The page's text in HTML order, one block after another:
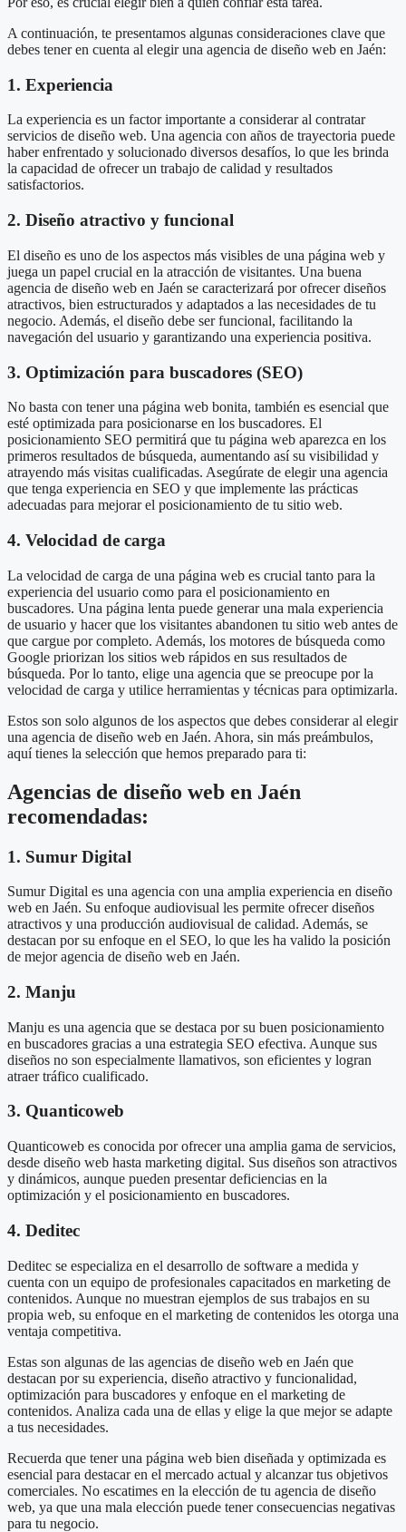
A continuación, te presentamos algunas consideraciones clave que
debes tener en cuenta al elegir una agencia de diseño web en Jaén:
1. Experiencia
La experiencia es un factor importante a considerar al contratar
servicios de diseño web. Una agencia con años de trayectoria puede
haber enfrentado y solucionado diversos desafíos, lo que les brinda
la capacidad de ofrecer un trabajo de calidad y resultados
satisfactorios.
2. Diseño atractivo y funcional
El diseño es uno de los aspectos más visibles de una página web y
juega un papel crucial en la atracción de visitantes. Una buena
agencia de diseño web en Jaén se caracterizará por ofrecer diseños
atractivos, bien estructurados y adaptados a las necesidades de tu
negocio. Además, el diseño debe ser funcional, facilitando la
navegación del usuario y garantizando una experiencia positiva.
3. Optimización para buscadores (SEO)
No basta con tener una página web bonita, también es esencial que
esté optimizada para posicionarse en los buscadores. El
posicionamiento SEO permitirá que tu página web aparezca en los
primeros resultados de búsqueda, aumentando así su visibilidad y
atrayendo más visitas cualificadas. Asegúrate de elegir una agencia
que tenga experiencia en SEO y que implemente las prácticas
adecuadas para mejorar el posicionamiento de tu sitio web.
4. Velocidad de carga
La velocidad de carga de una página web es crucial tanto para la
experiencia del usuario como para el posicionamiento en
buscadores. Una página lenta puede generar una mala experiencia
de usuario y hacer que los visitantes abandonen tu sitio web antes de
que cargue por completo. Además, los motores de búsqueda como
Google priorizan los sitios web rápidos en sus resultados de
búsqueda. Por lo tanto, elige una agencia que se preocupe por la
velocidad de carga y utilice herramientas y técnicas para optimizarla.
Estos son solo algunos de los aspectos que debes considerar al elegir
una agencia de diseño web en Jaén. Ahora, sin más preámbulos,
aquí tienes la selección que hemos preparado para ti:
Agencias de diseño web en Jaén
recomendadas:
1. Sumur Digital
Sumur Digital es una agencia con una amplia experiencia en diseño
web en Jaén. Su enfoque audiovisual les permite ofrecer diseños
atractivos y una producción audiovisual de calidad. Además, se
destacan por su enfoque en el SEO, lo que les ha valido la posición
de mejor agencia de diseño web en Jaén.
2. Manju
Manju es una agencia que se destaca por su buen posicionamiento
en buscadores gracias a una estrategia SEO efectiva. Aunque sus
diseños no son especialmente llamativos, son eficientes y logran
atraer tráfico cualificado.
3. Quanticoweb
Quanticoweb es conocida por ofrecer una amplia gama de servicios,
desde diseño web hasta marketing digital. Sus diseños son atractivos
y dinámicos, aunque pueden presentar deficiencias en la
optimización y el posicionamiento en buscadores.
4. Deditec
Deditec se especializa en el desarrollo de software a medida y
cuenta con un equipo de profesionales capacitados en marketing de
contenidos. Aunque no muestran ejemplos de sus trabajos en su
propia web, su enfoque en el marketing de contenidos les otorga una
ventaja competitiva.
Estas son algunas de las agencias de diseño web en Jaén que
destacan por su experiencia, diseño atractivo y funcionalidad,
optimización para buscadores y enfoque en el marketing de
contenidos. Analiza cada una de ellas y elige la que mejor se adapte
a tus necesidades.
Recuerda que tener una página web bien diseñada y optimizada es
esencial para destacar en el mercado actual y alcanzar tus objetivos
comerciales. No escatimes en la elección de tu agencia de diseño
web, ya que una mala elección puede tener consecuencias negativas
para tu negocio.